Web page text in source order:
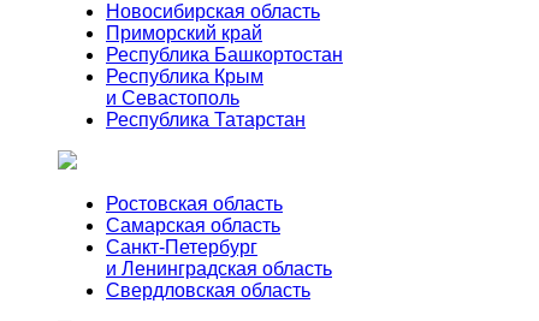
Новосибирская область
Приморский край
Республика Башкортостан
Республика Крым
и Севастополь
Республика Татарстан
Ростовская область
Самарская область
Санкт-Петербург
и Ленинградская область
Свердловская область